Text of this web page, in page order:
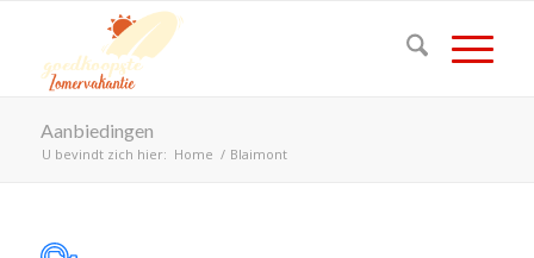
Aanbiedingen
U bevindt zich hier: Home / Blaimont